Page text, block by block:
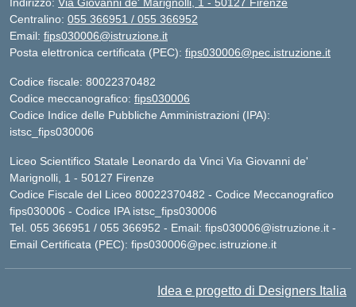
Centralino: 055 366951 / 055 366952
Email: fips030006@istruzione.it
Posta elettronica certificata (PEC): fips030006@pec.istruzione.it
Codice fiscale: 80022370482
Codice meccanografico: fips030006
Codice Indice delle Pubbliche Amministrazioni (IPA):
istsc_fips030006
Liceo Scientifico Statale Leonardo da Vinci Via Giovanni de'
Marignolli, 1 - 50127 Firenze
Codice Fiscale del Liceo 80022370482 - Codice Meccanografico
fips030006 - Codice IPA istsc_fips030006
Tel. 055 366951 / 055 366952 - Email: fips030006@istruzione.it -
Email Certificata (PEC): fips030006@pec.istruzione.it
Idea e progetto di Designers Italia